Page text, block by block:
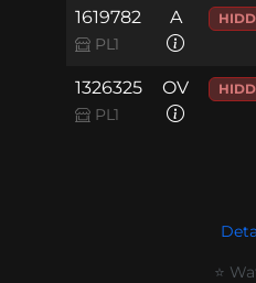
1619782
PL1
A
1326325
PL1
OV
⭐